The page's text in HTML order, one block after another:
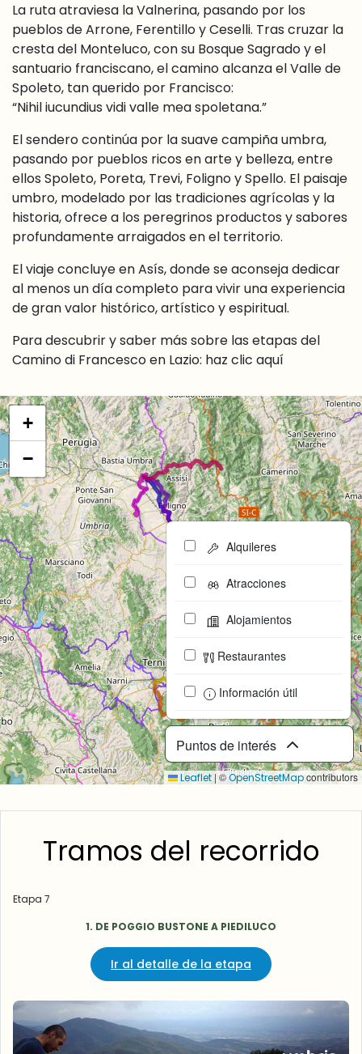
La ruta atraviesa la Valnerina, pasando por los
pueblos de Arrone, Ferentillo y Ceselli. Tras cruzar la
cresta del Monteluco, con su Bosque Sagrado y el
santuario franciscano, el camino alcanza el Valle de
Spoleto, tan querido por Francisco:
“Nihil iucundius vidi valle mea spoletana.”
El sendero continúa por la suave campiña umbra,
pasando por pueblos ricos en arte y belleza, entre
ellos Spoleto, Poreta, Trevi, Foligno y Spello. El paisaje
umbro, modelado por las tradiciones agrícolas y la
historia, ofrece a los peregrinos productos y sabores
profundamente arraigados en el territorio.
El viaje concluye en Asís, donde se aconseja dedicar
al menos un día completo para vivir una experiencia
de gran valor histórico, artístico y espiritual.
Para descubrir y saber más sobre las etapas del
Camino di Francesco en Lazio: haz clic aquí
Tramos del recorrido
Etapa 7
1. DE POGGIO BUSTONE A PIEDILUCO
Ir al detalle de la etapa
+
−
Puntos de interés
Alquileres
Atracciones
Alojamientos
Restaurantes
Información útil
Leaflet |©OpenStreetMapcontributors